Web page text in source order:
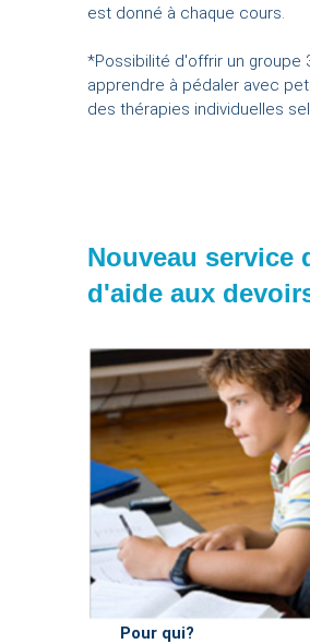
est donné à chaque cours.
*Possibilité d'offrir un groupe
apprendre à pédaler avec
des thérapies individuelles
Nouveau service
d'aide aux
Pour qui?